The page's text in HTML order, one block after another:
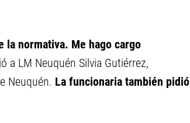
la normativa. Me hago cargo
a LM Neuquén Silvia Gutiérrez,
Neuquén. La funcionaria también pidió